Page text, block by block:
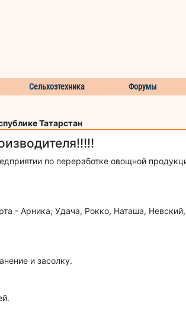
Сельхозтехника Форумы
Татарстан
по переработке овощной
- Арника, Удача, Рокко, Наташа,
и засолку.